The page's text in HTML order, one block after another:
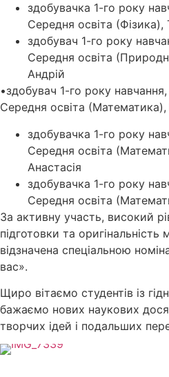
здобувачка 1-го року
Середня освіта (Фізика),
здобувач 1-го року
Середня освіта
Андрій
•здобувач 1-го року
Середня освіта
здобувачка 1-го року
Середня освіта
Анастасія
здобувачка 1-го року
Середня освіта
За активну участь, високий
підготовки та
відзначена спеціальною
вас».
Щиро вітаємо студентів із
бажаємо нових наукових
творчих ідей і подальших